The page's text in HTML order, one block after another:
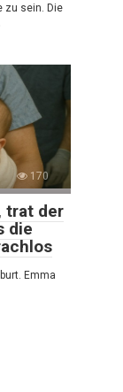
zu sein. Die
170
trat der
die
Emma